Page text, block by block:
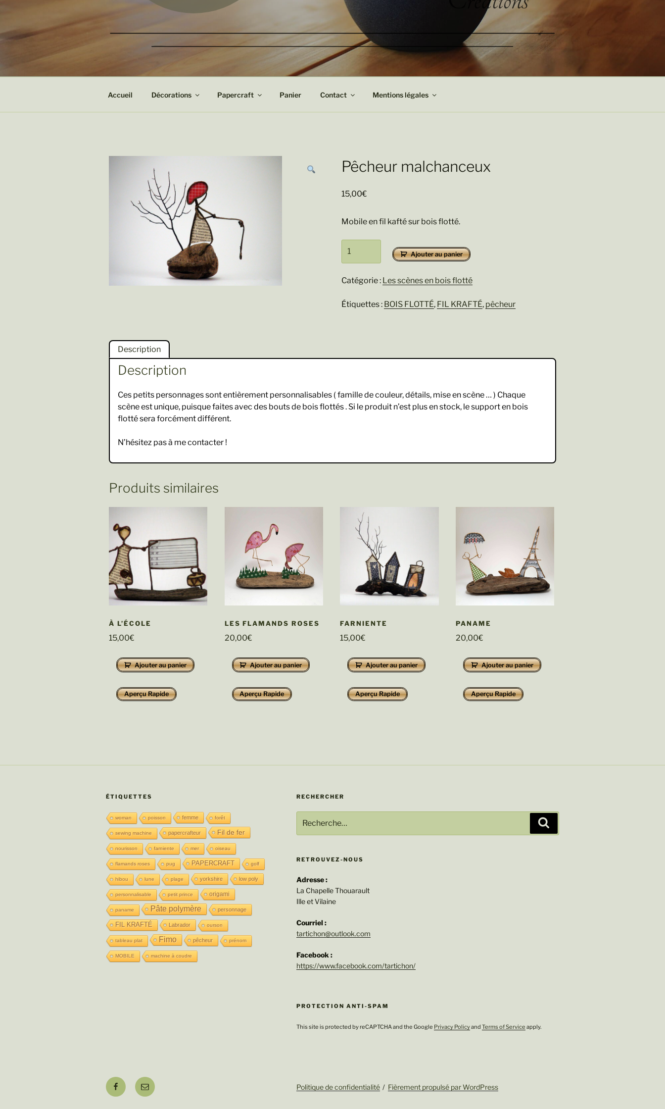
Tartichon
Accueil Décorations Papercraft Panier Contact Mentions légales
Pêcheur malchanceux
15,00€
Mobile en fil kafté sur bois flotté.
de
malchanceux
Ajouter au panier
Catégorie : Les scènes en bois flotté
Étiquettes : BOIS FLOTTÉ, FIL KRAFTÉ, pêcheur
Description
Description
Ces petits personnages sont entièrement personnalisables ( famille de couleur, détails, mise en scène … ) Chaque
scène est unique, puisque faites avec des bouts de bois flottés . Si le produit n’est plus en stock, le support en bois
flotté sera forcément différent.
N’hésitez pas à me contacter !
Produits similaires
À L’ÉCOLE
15,00€
Ajouter au panier
Aperçu Rapide
LES FLAMANDS ROSES
20,00€
Ajouter au panier
Aperçu Rapide
FARNIENTE
15,00€
Ajouter au panier
Aperçu Rapide
PANAME
20,00€
Ajouter au panier
Aperçu Rapide
ÉTIQUETTES
woman poisson femme forêt
sewing machine papercrafteur Fil de fer
nourisson farniente mer oiseau
flamands roses pug PAPERCRAFT golf
hibou lune plage yorkshire low poly
personnalisable petit prince origami
paname Pâte polymère personnage
FIL KRAFTÉ Labrador ourson
tableau plat Fimo pêcheur prénom
MOBILE machine à coudre
RECHERCHER
pour
:
RETROUVEZ-NOUS
Adresse :
La Chapelle Thouarault
Ille et Vilaine
Courriel :
tartichon@outlook.com
Facebook :
https://www.facebook.com/tartichon/
PROTECTION ANTI-SPAM
This site is protected by reCAPTCHA and the Google Privacy Policyand Terms of Service apply.
Facebook
E-
mail
Politique de confidentialité Fièrement propulsé par WordPress